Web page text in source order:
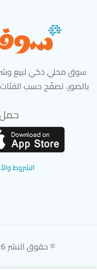
سوق محلي ذكي لبيع
بالصور، تصفّح حسب
حمل
الشروط
© حقوق النشر 2026. تطوير بواسطة